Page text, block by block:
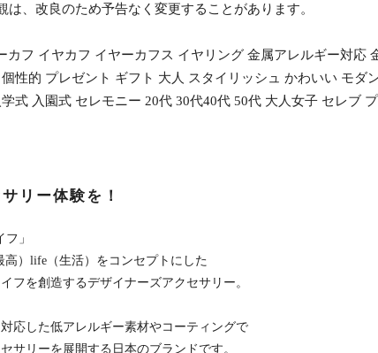
は、改良のため予告なく変更することがあります。
カフ イヤカフ イヤーカフス イヤリング 金属アレルギー対
性的 プレゼント ギフト 大人 スタイリッシュ かわいい モ
式 入園式 セレモニー 20代 30代40代 50代 大人女子 セレブ
リー体験を！
」
高）life（生活）をコンセプトにした
フを創造するデザイナーズアクセサリー。
応した低アレルギー素材やコーティングで
サリーを展開する日本のブランドです。